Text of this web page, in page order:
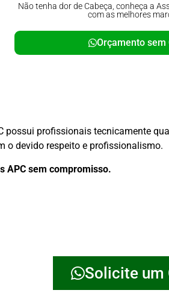
Não tenha dor de Cabeça, conheça a
com as melhores
Orçamento sem
possui profissionais tecnicamente
o devido respeito e profissionalismo.
APC sem compromisso.
Solicite um